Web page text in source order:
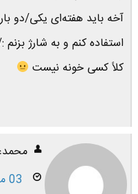
آخه باید هفته‌ای یکی/دو
استفاده کنم و به شارژ بزنم
کلاً کسی خونه نیست
03 مرداد 1401